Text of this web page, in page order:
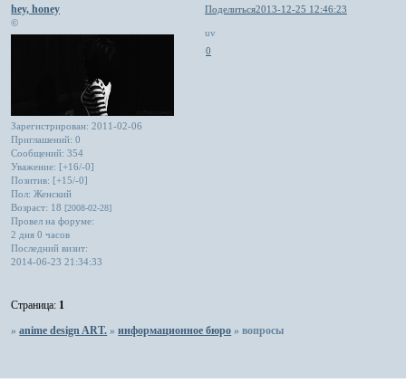
Поделиться2013-12-25 12:46:23
hey, honey
©
Зарегистрирован: 2011-02-06
Приглашений: 0
Сообщений: 354
Уважение: [+16/-0]
Позитив: [+15/-0]
Пол: Женский
Возраст: 18[2008-02-28]
Провел на форуме:
2 дня 0 часов
Последний визит:
2014-06-23 21:34:33
uv
0
Страница: 1
»anime design ART. »информационное бюро »вопросы